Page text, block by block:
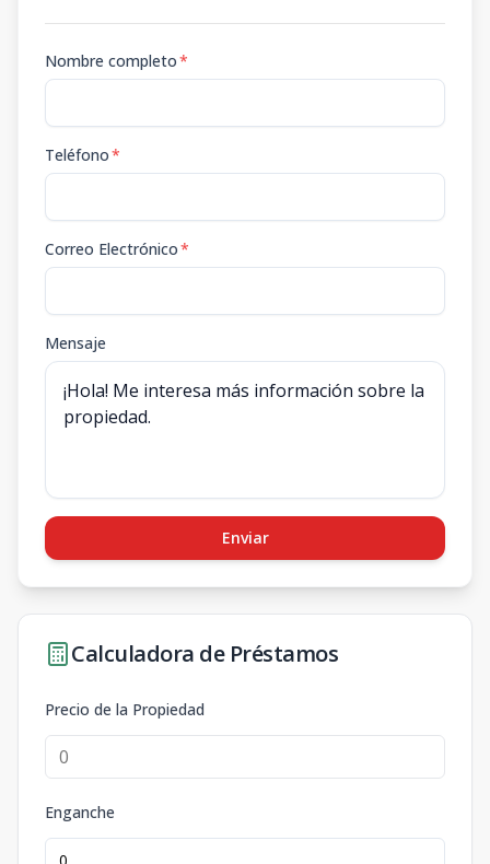
Nombre completo*
Teléfono*
Correo Electrónico*
Mensaje
Enviar
Calculadora de Préstamos
Precio de la Propiedad
Enganche